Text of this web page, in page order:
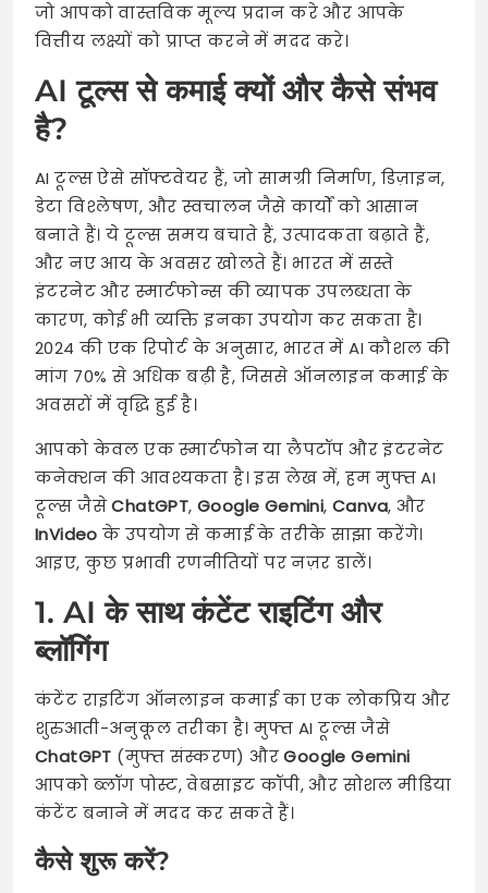
जो आपको वास्तविक मूल्य प्रदान करे और आपके
वित्तीय लक्ष्यों को प्राप्त करने में मदद करे।
AI टूल्स से कमाई क्यों और कैसे संभव
है?
AI टूल्स ऐसे सॉफ्टवेयर हैं, जो सामग्री निर्माण, डिज़ाइन,
डेटा विश्लेषण, और स्वचालन जैसे कार्यों को आसान
बनाते हैं। ये टूल्स समय बचाते हैं, उत्पादकता बढ़ाते हैं,
और नए आय के अवसर खोलते हैं। भारत में सस्ते
इंटरनेट और स्मार्टफोन्स की व्यापक उपलब्धता के
कारण, कोई भी व्यक्ति इनका उपयोग कर सकता है।
2024 की एक रिपोर्ट के अनुसार, भारत में AI कौशल की
मांग 70% से अधिक बढ़ी है, जिससे ऑनलाइन कमाई के
अवसरों में वृद्धि हुई है।
आपको केवल एक स्मार्टफोन या लैपटॉप और इंटरनेट
कनेक्शन की आवश्यकता है। इस लेख में, हम मुफ्त AI
टूल्स जैसेChatGPT,Google Gemini,Canva, और
InVideo के उपयोग से कमाई के तरीके साझा करेंगे।
आइए, कुछ प्रभावी रणनीतियों पर नज़र डालें।
1. AI के साथ कंटेंट राइटिंग और
ब्लॉगिंग
कंटेंट राइटिंग ऑनलाइन कमाई का एक लोकप्रिय और
शुरुआती-अनुकूल तरीका है। मुफ्त AI टूल्स जैसे
ChatGPT (मुफ्त संस्करण) औरGoogle Gemini
आपको ब्लॉग पोस्ट, वेबसाइट कॉपी, और सोशल मीडिया
कंटेंट बनाने में मदद कर सकते हैं।
कैसे शुरू करें?